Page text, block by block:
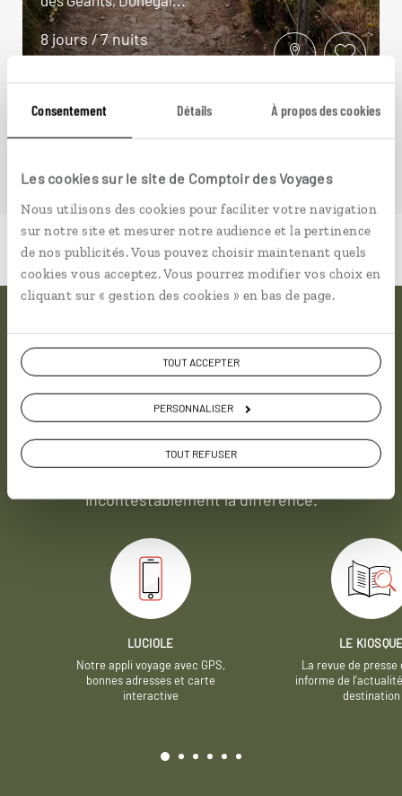
Consentement Détails À propos des cookies
Les cookies sur le site de Comptoir des Voyages
Nous utilisons des cookies pour faciliter votre navigation
sur notre site et mesurer notre audience et la pertinence
de nos publicités. Vous pouvez choisir maintenant quels
cookies vous acceptez. Vous pourrez modifier vos choix en
cliquant sur « gestion des cookies » en bas de page.
TOUT ACCEPTER
PERSONNALISER
TOUT REFUSER
8 jours / 7 nuits
à partir de 1250€
Pourquoi voyager avec
nous
à proposer des voyages sur mesure,
incontestablement la différence.
LUCIOLE
Notre appli voyage avec GPS,
bonnes adresses et carte
interactive
LE
La revue de presse
informe de
destination